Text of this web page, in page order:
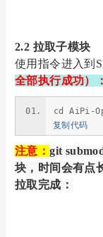
2.2 拉取子模块
使用指令进入到
全部执行成功）：
cd AiPi-
复制代码
注意：git
块，时间会有点
拉取完成：